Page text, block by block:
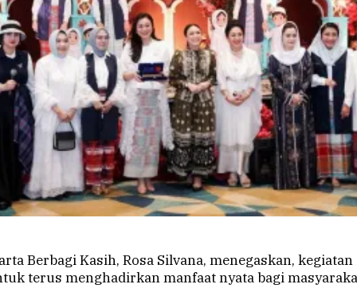
Berbagi Kasih, Rosa Silvana, menegaskan,
terus menghadirkan manfaat nyata bagi